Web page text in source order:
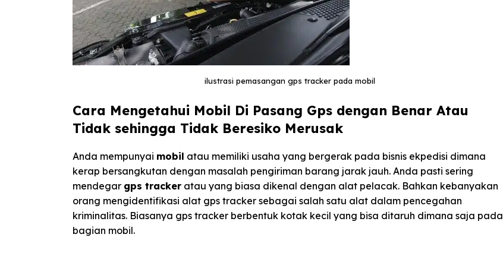
ilustrasi pemasangan gps tracker pada mobil
Cara Mengetahui Mobil Di Pasang Gps dengan Benar Atau
Tidak sehingga Tidak Beresiko Merusak
Anda mempunyai mobil atau memiliki usaha yang bergerak pada bisnis ekpedisi dimana
kerap bersangkutan dengan masalah pengiriman barang jarak jauh. Anda pasti sering
mendegar gps tracker atau yang biasa dikenal dengan alat pelacak. Bahkan kebanyakan
orang mengidentifikasi alat gps tracker sebagai salah satu alat dalam pencegahan
kriminalitas. Biasanya gps tracker berbentuk kotak kecil yang bisa ditaruh dimana saja pada
bagian mobil.